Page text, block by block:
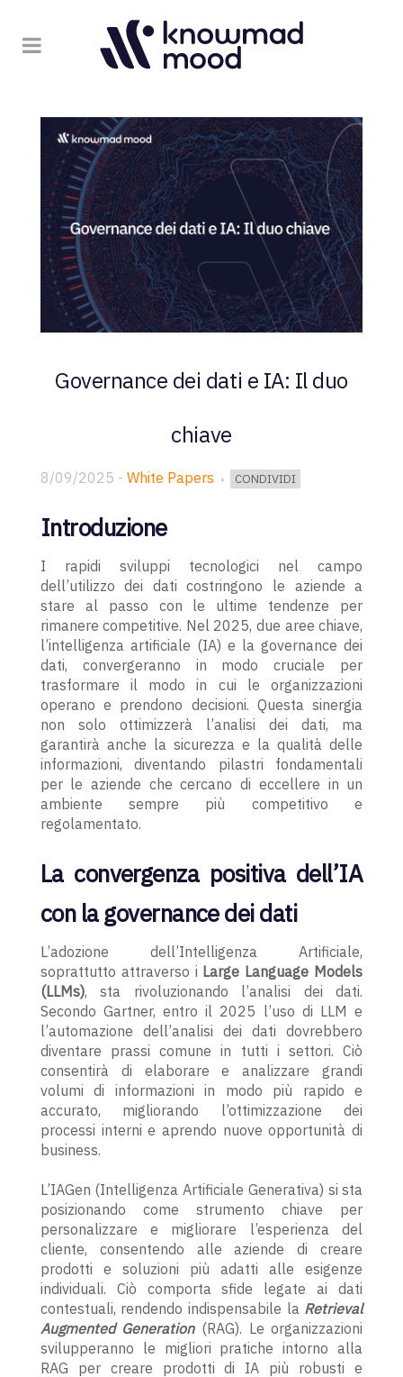
Governance dei dati e IA: Il duo
chiave
8/09/2025 - White Papers CONDIVIDI
Introduzione
I rapidi sviluppi tecnologici nel campo
dell’utilizzo dei dati costringono le aziende a
stare al passo con le ultime tendenze per
rimanere competitive. Nel 2025, due aree chiave,
l’intelligenza artificiale (IA) e la governance dei
dati, convergeranno in modo cruciale per
trasformare il modo in cui le organizzazioni
operano e prendono decisioni. Questa sinergia
non solo ottimizzerà l’analisi dei dati, ma
garantirà anche la sicurezza e la qualità delle
informazioni, diventando pilastri fondamentali
per le aziende che cercano di eccellere in un
ambiente sempre più competitivo e
regolamentato.
La convergenza positiva dell’IA
con la governance dei dati
L’adozione dell’Intelligenza Artificiale,
soprattutto attraverso i Large Language Models
(LLMs), sta rivoluzionando l’analisi dei dati.
Secondo Gartner, entro il 2025 l’uso di LLM e
l’automazione dell’analisi dei dati dovrebbero
diventare prassi comune in tutti i settori. Ciò
consentirà di elaborare e analizzare grandi
volumi di informazioni in modo più rapido e
accurato, migliorando l’ottimizzazione dei
processi interni e aprendo nuove opportunità di
business.
L’IAGen (Intelligenza Artificiale Generativa) si sta
posizionando come strumento chiave per
personalizzare e migliorare l’esperienza del
cliente, consentendo alle aziende di creare
prodotti e soluzioni più adatti alle esigenze
individuali. Ciò comporta sfide legate ai dati
contestuali, rendendo indispensabile la Retrieval
Augmented Generation(RAG). Le organizzazioni
svilupperanno le migliori pratiche intorno alla
RAG per creare prodotti di IA più robusti e